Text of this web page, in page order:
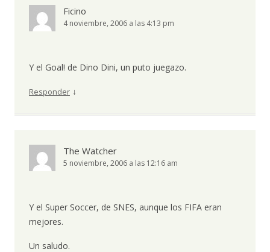
Ficino
4 noviembre, 2006 a las 4:13 pm
Y el Goal! de Dino Dini, un puto juegazo.
Responder ↓
The Watcher
5 noviembre, 2006 a las 12:16 am
Y el Super Soccer, de SNES, aunque los FIFA eran
mejores.
Un saludo.